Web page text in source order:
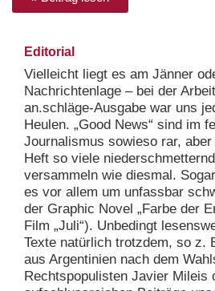
Editorial
Vielleicht liegt es am Jänner
Nachrichtenlage – bei der
an.schläge-Ausgabe war uns
Heulen. „Good News“ sind im
Journalismus sowieso rar,
Heft so viele
versammeln wie diesmal.
es vor allem um unfassbar
der Graphic Novel „Farbe der
Film „Juli“). Unbedingt
Texte natürlich trotzdem, so z.
aus Argentinien nach dem
Rechtspopulisten Javier Mileis